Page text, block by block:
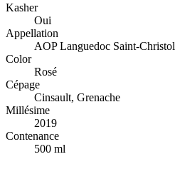
Kasher
Oui
Appellation
AOP Languedoc Saint-Christol
Color
Rosé
Cépage
Cinsault, Grenache
Millésime
2019
Contenance
500 ml